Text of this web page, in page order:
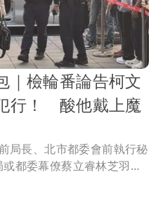
｜檢輪番論告柯文
行！ 酸他戴上魔
局長、北市都委會前執行秘
都委幕僚蔡立睿林芝羽、